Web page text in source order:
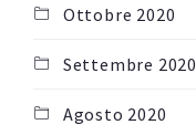
Ottobre 2020
Settembre 2020
Agosto 2020